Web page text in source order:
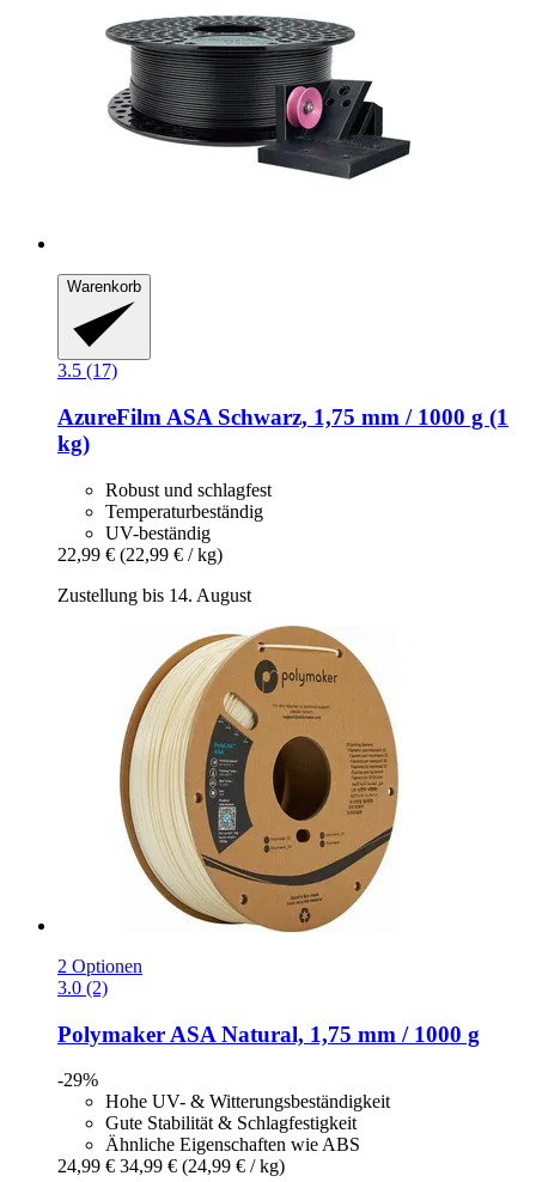
Warenkorb
3.5 (17)
AzureFilm ASA Schwarz, 1,75 mm / 1000 g (1
kg)
Robust und schlagfest
Temperaturbeständig
UV-beständig
22,99 € (22,99 € / kg)
Zustellung bis 14. August
2 Optionen
3.0 (2)
Polymaker ASA Natural, 1,75 mm / 1000 g
-29%
Hohe UV- & Witterungsbeständigkeit
Gute Stabilität & Schlagfestigkeit
Ähnliche Eigenschaften wie ABS
24,99 € 34,99 € (24,99 € / kg)